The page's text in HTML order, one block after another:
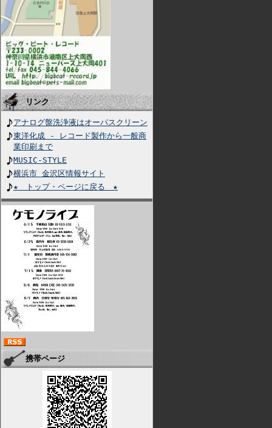
リンク
アナログ盤洗浄液はオーパスクリーン
東洋化成 - レコード製作から一般商
業印刷まで
MUSIC-STYLE
横浜市 金沢区情報サイト
★ トップ・ページに戻る ★
携帯ページ